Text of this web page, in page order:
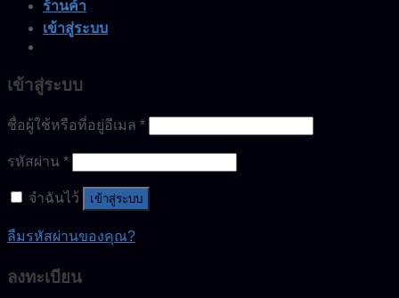
ร้านค้า
เข้าสู่ระบบ
เข้าสู่ระบบ
ชื่อผู้ใช้หรือที่อยู่อีเมล *
รหัสผ่าน *
จำฉันไว้ เข้าสู่ระบบ
ลืมรหัสผ่านของคุณ?
ลงทะเบียน